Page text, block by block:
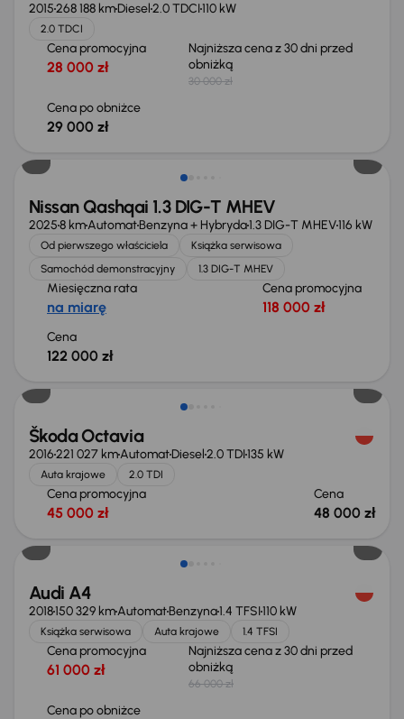
2015268 188 kmDiesel2.0 TDCI110 kW
2.0 TDCI
Cena promocyjna
28 000 zł
Najniższa cena z 30 dni przed
obniżką
30 000 zł
Cena po obniżce
29 000 zł
Nissan Qashqai 1.3 DIG-T MHEV
20258 kmAutomatBenzyna + Hybryda1.3 DIG-T MHEV116 kW
Od pierwszego właściciela
Książka serwisowa
Samochód demonstracyjny
1.3 DIG-T MHEV
Miesięczna rata
na miarę
Cena promocyjna
118 000 zł
Cena
122 000 zł
Škoda Octavia
2016221 027 kmAutomatDiesel2.0 TDI135 kW
Auta krajowe 2.0 TDI
Cena promocyjna
45 000 zł
Cena
48 000 zł
Taniej o 1 000 zł
Audi A4
2018150 329 kmAutomatBenzyna1.4 TFSI110 kW
Książka serwisowa Auta krajowe 1.4 TFSI
Cena promocyjna
61 000 zł
Najniższa cena z 30 dni przed
obniżką
66 000 zł
Cena po obniżce